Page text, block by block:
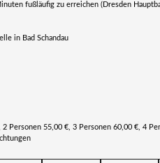
fußläufig zu erreichen (Dresden
in Bad Schandau
2 Personen 55,00 €, 3 Personen 60,00 €, 4